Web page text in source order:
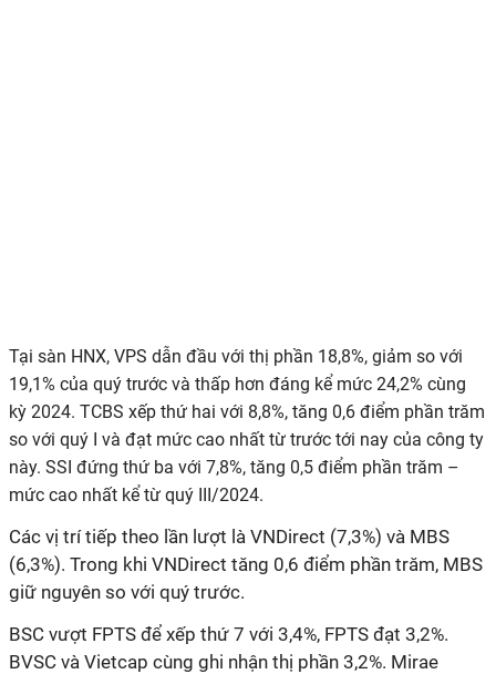
Tại sàn HNX, VPS dẫn đầu với thị phần 18,8%, giảm so với
19,1% của quý trước và thấp hơn đáng kể mức 24,2% cùng
kỳ 2024. TCBS xếp thứ hai với 8,8%, tăng 0,6 điểm phần trăm
so với quý I và đạt mức cao nhất từ trước tới nay của công ty
này. SSI đứng thứ ba với 7,8%, tăng 0,5 điểm phần trăm –
mức cao nhất kể từ quý III/2024.
Các vị trí tiếp theo lần lượt là VNDirect (7,3%) và MBS
(6,3%). Trong khi VNDirect tăng 0,6 điểm phần trăm, MBS
giữ nguyên so với quý trước.
BSC vượt FPTS để xếp thứ 7 với 3,4%, FPTS đạt 3,2%.
BVSC và Vietcap cùng ghi nhận thị phần 3,2%. Mirae